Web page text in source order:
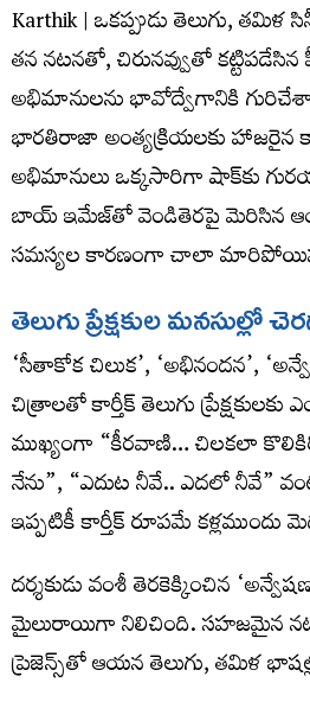
Karthik | ఒకప్పుడు తెలుగు, తమిళ
తన నటనతో, చిరునవ్వుతో
అభిమానులను భావోద్వేగానికి
భారతిరాజా అంత్యక్రియలకు హాజరైన
అభిమానులు ఒక్కసారిగా షాక్‌కు
బాయ్ ఇమేజ్‌తో వెండితెరపై మెరిసిన
సమస్యల కారణంగా చాలా
తెలుగు ప్రేక్షకుల మనసుల్లో
‘సీతాకోక చిలుక’, ‘అభినందన’,
చిత్రాలతో కార్తీక్ తెలుగు
ముఖ్యంగా “కీరవాణి… చిలకలా
నేను”, “ఎదుట నీవే.. ఎదలో నీవే”
ఇప్పటికీ కార్తీక్ రూపమే కళ్లముందు
దర్శకుడు వంశీ తెరకెక్కించిన
మైలురాయిగా నిలిచింది. సహజమైన
ప్రెజెన్స్‌తో ఆయన తెలుగు, తమిళ